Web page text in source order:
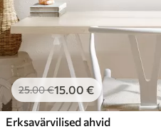
25.00€15.00 €
Erksavärvilised ahvid